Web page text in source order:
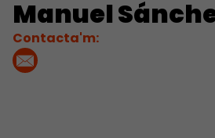
Manuel
Contacta'm: